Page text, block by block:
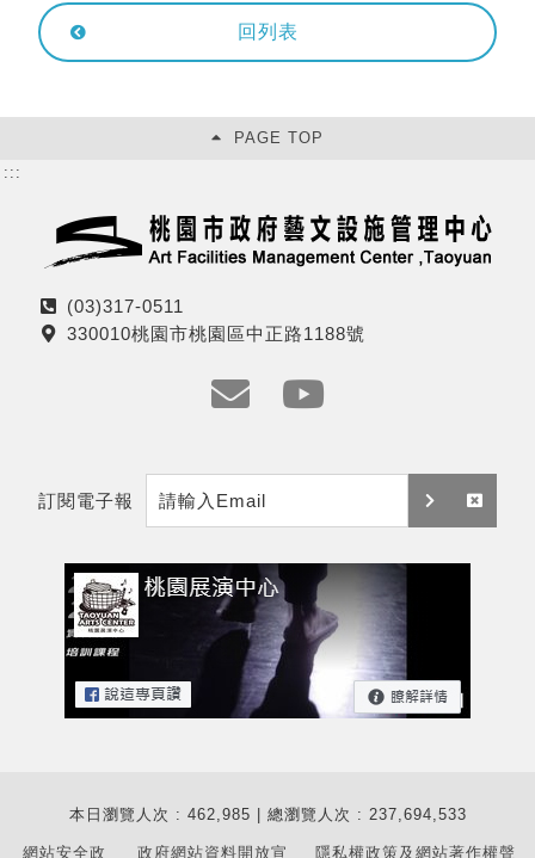
回列表
PAGE TOP
:::
電
話
(03)317-0511
地
330010桃園市桃園區中正路1188號
m
a
i
l
t
訂閱電子報
訂 取
本日瀏覽人次 : 462,985 | 總瀏覽人次 : 237,694,533
網站安全政 政府網站資料開放宣 隱私權政策及網站著作權聲